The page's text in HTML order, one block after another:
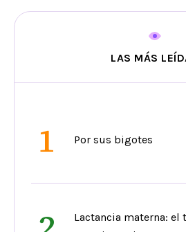
LAS MÁS
1 Por sus bigotes
Lactancia materna: